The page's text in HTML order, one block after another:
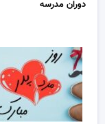
دوران مدرسه